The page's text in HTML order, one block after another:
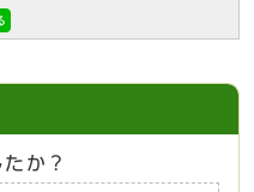
か？